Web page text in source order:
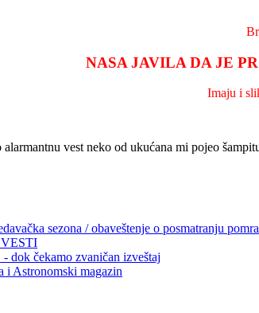
NASA JAVILA DA JE
Imaju i
vest neko od ukućana mi pojeo
sezona / obaveštenje o posmatranju
VESTI
dok čekamo zvaničan izveštaj
i Astronomski magazin